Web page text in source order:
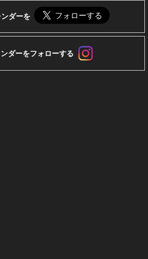
ダーを
ダーをフォローする